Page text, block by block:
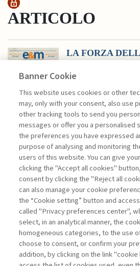
ARTICOLO
LA FORZA
ANTICIPARE ...
di Soda Giuseppe
Giuseppe Soda, il
School of
stretto legame
business school e
intercorsi negli
contesto culturale,
La consultazione dei libri è
agli abbonati Premium
Legenda: Accedi Per registrati Per
Banner Cookie
This website uses cookies or other
may, only with your consent, also use
other tracking tools to send you
messages or offer you a personalised
the preferences you have expressed
purpose of analysing and monitoring
users of this website. You can give
clicking the "Accept all cookies"
consent by clicking the "Reject all
can also manage your cookie
the “Cookie setting” button and
called "Privacy preferences center",
select, in an analytical manner, the
homogeneous categories, to the use
choose to consent, or confirm your
addition, by clicking on the link "cookie